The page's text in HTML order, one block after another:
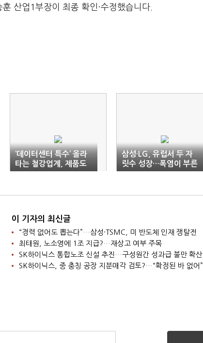
산업1부장이 최종 확인·수정했습니다.
‘데이터센터 특수’ 올라
타는 철강업계, 제품도
공장도 ‘새판’
삼성·LG, 유럽서 두 자
릿수 성장…폭염이 부른
에어컨 호황
이 기자의 최신글
“경력 없어도 뽑는다”…삼성·TSMC, 미 반도체 인재 쟁탈전
최태원, 노소영에 1조 지급?…재상고 여부 주목
SK하이닉스 통합노조 신설 추진…구성원간 성과급 불만 확산
SK하이닉스, 중 충칭 공장 지분매각 검토?…“확정된 바 없어”